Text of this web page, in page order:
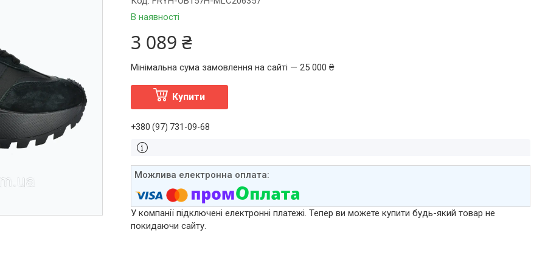
В наявності
3 089 ₴
Мінімальна сума замовлення на сайті — 25 000 ₴
Купити
+380 (97) 731-09-68
У компанії підключені електронні платежі. Тепер ви можете купити будь-який товар не
покидаючи сайту.